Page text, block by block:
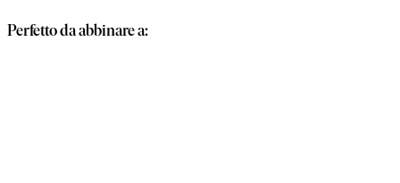
Perfetto da abbinare a: